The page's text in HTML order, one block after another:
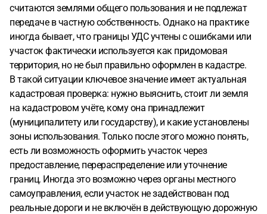
считаются землями общего пользования и не подлежат
передаче в частную собственность. Однако на практике
иногда бывает, что границы УДС учтены с ошибками или
участок фактически используется как придомовая
территория, но не был правильно оформлен в кадастре.
В такой ситуации ключевое значение имеет актуальная
кадастровая проверка: нужно выяснить, стоит ли земля
на кадастровом учёте, кому она принадлежит
(муниципалитету или государству), и какие установлены
зоны использования. Только после этого можно понять,
есть ли возможность оформить участок через
предоставление, перераспределение или уточнение
границ. Иногда это возможно через органы местного
самоуправления, если участок не задействован под
реальные дороги и не включён в действующую дорожную